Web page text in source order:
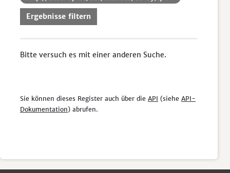
Ergebnisse filtern
Bitte versuch es mit einer anderen Suche.
Sie können dieses Register auch über die API (siehe API-
Dokumentation) abrufen.